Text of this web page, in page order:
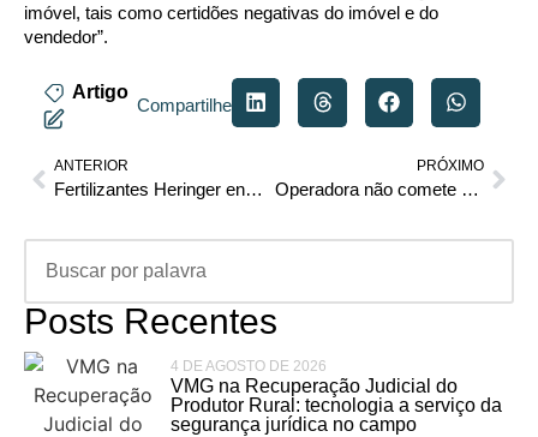
imóvel, tais como certidões negativas do imóvel e do
vendedor”.
Artigo
Compartilhe
ANTERIOR
Fertilizantes Heringer entra com pedido de recuperação judicial e suspende atividades em 9 unidades
PRÓXIMO
Operadora não comete ato ilícito por alterar plano de telefonia em benefício do consumidor
Posts Recentes
4 DE AGOSTO DE 2026
VMG na Recuperação Judicial do
Produtor Rural: tecnologia a serviço da
segurança jurídica no campo